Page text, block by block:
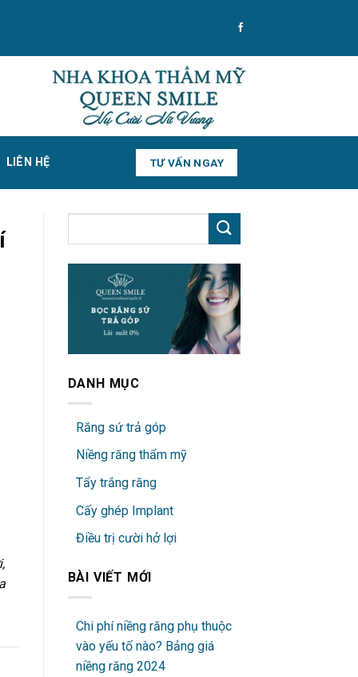
LIÊN HỆ TƯ VẤN NGAY
DANH MỤC
Răng sứ trả góp
Niềng răng thẩm mỹ
Tẩy trắng răng
Cấy ghép Implant
Điều trị cười hở lợi
BÀI VIẾT MỚI
Chi phí niềng răng phụ thuộc
vào yếu tố nào? Bảng giá
niềng răng 2024